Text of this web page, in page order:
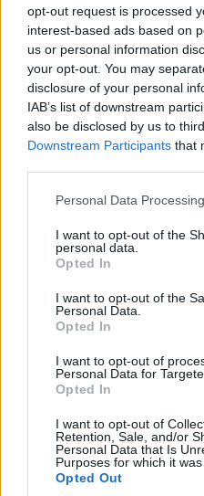
opt-out request is processed
interest-based ads based on
us or personal information
your opt-out. You may
disclosure of your personal
IAB’s list of downstream
also be disclosed by us to
Downstream Participants that
Please note that this website/
not limited to your visit or
grant or deny consent to
use your data for below
consent section.
Personal Data
I want to opt-out of the
personal data.
Opted In
I want to opt-out of the
Personal Data.
Opted In
I want to opt-out of
Personal Data for
Opted In
I want to opt-out of
Retention, Sale, and/or
Personal Data that Is
Purposes for which it was
Opted Out
2025.11.25
A több mint 9000
Traumatológiai Centrum
meg a feltételes közbeszerzési
Az elektromos hálózat
2025.11.18